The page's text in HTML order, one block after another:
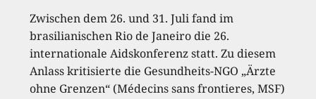
Zwischen dem 26. und 31. Juli fand im
brasilianischen Rio de Janeiro die 26.
internationale Aidskonferenz statt. Zu diesem
Anlass kritisierte die Gesundheits-NGO „Ärzte
ohne Grenzen“ (Médecins sans frontieres, MSF)